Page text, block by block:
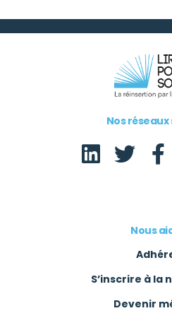
Nos
Nous
S’inscrire à la
Devenir